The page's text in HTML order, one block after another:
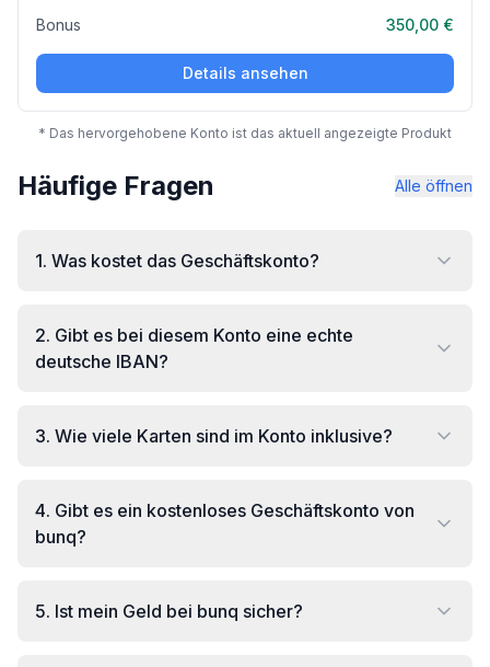
Bonus
350,00 €
Details ansehen
* Das hervorgehobene Konto ist das aktuell angezeigte Produkt
Häufige Fragen Alle öffnen
1. Was kostet das Geschäftskonto?
2. Gibt es bei diesem Konto eine echte
deutsche IBAN?
3. Wie viele Karten sind im Konto inklusive?
4. Gibt es ein kostenloses Geschäftskonto von
bunq?
5. Ist mein Geld bei bunq sicher?